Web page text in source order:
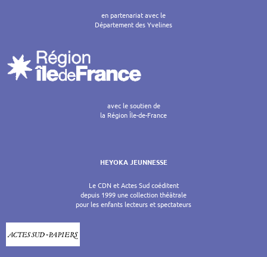
en partenariat avec le
Département des Yvelines
avec le soutien de
la Région Île-de-France
HEYOKA JEUNNESSE
Le CDN et Actes Sud coéditent
depuis 1999 une collection théâtrale
pour les enfants lecteurs et spectateurs